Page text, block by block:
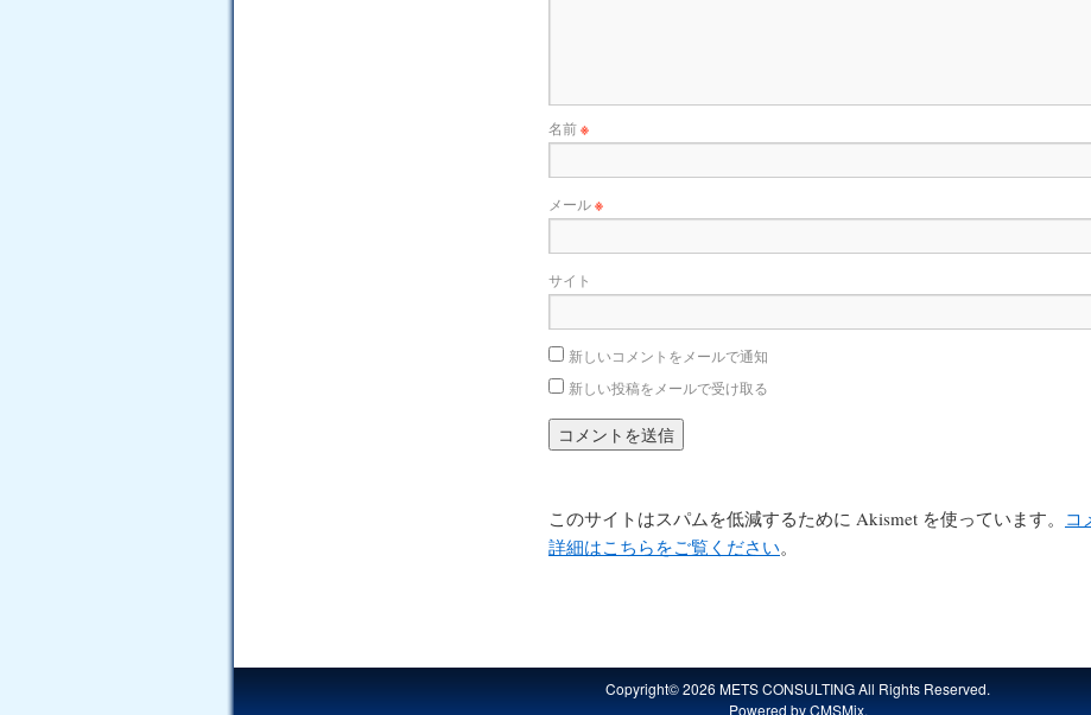
名前※
メール※
サイト
新しいコメントをメールで通知
新しい投稿をメールで受け取る
このサイトはスパムを低減するために Akismet を使っています。 コ
詳細はこちらをご覧ください。
Copyright© 2026 METS CONSULTING All Rights Reserved.
Powered byCMSMix.